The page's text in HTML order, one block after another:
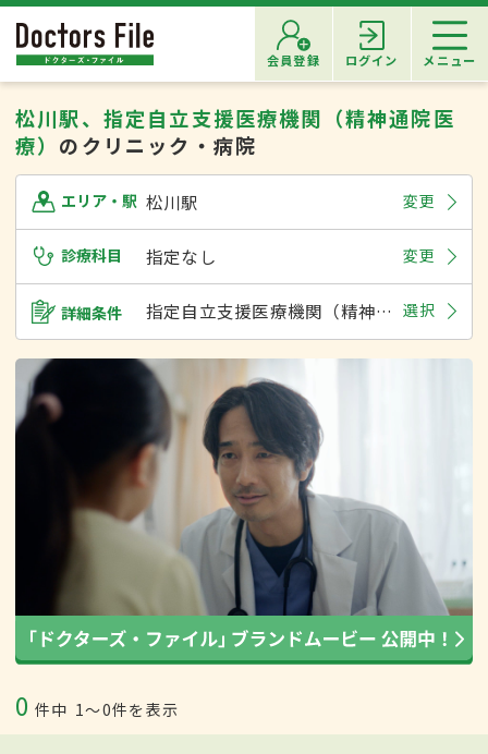
会員登録 ログイン メニュー
松川駅、指定自立支援医療機関（精神通院医
療） のクリニック・病院
エリア・駅 松川駅 変更
診療科目 指定なし 変更
詳細条件 指定自立支援医療機関（精神通院医療） 選択
0 件中 1〜0件を表示